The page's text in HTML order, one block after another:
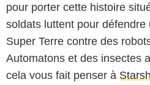
pour porter cette histoire
soldats luttent pour
Super Terre contre des
Automatons et des insectes
cela vous fait penser à